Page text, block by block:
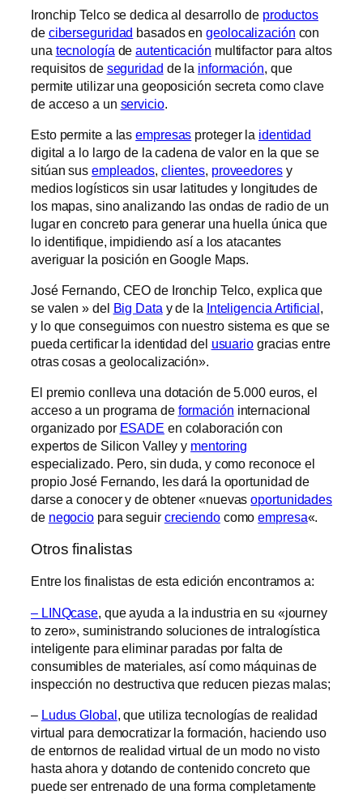
Ironchip Telco se dedica al desarrollo de productos
de ciberseguridad basados engeolocalización con
una tecnología deautenticación multifactor para altos
requisitos de seguridad de la información, que
permite utilizar una geoposición secreta como clave
de acceso a un servicio.
Esto permite a lasempresas proteger la identidad
digital a lo largo de la cadena de valor en la que se
sitúan sus empleados, clientes, proveedoresy
medios logísticos sin usar latitudes y longitudes de
los mapas, sino analizando las ondas de radio de un
lugar en concreto para generar una huella única que
lo identifique, impidiendo así a los atacantes
averiguar la posición en Google Maps.
José Fernando, CEO de Ironchip Telco, explica que
se valen » del Big Data y de la Inteligencia Artificial,
y lo que conseguimos con nuestro sistema es que se
pueda certificar la identidad del usuariogracias entre
otras cosas a geolocalización».
El premio conlleva una dotación de 5.000 euros, el
acceso a un programa de formación internacional
organizado por ESADE en colaboración con
expertos de Silicon Valley y mentoring
especializado. Pero, sin duda, y como reconoce el
propio José Fernando, les dará la oportunidad de
darse a conocer y de obtener «nuevasoportunidades
de negocio para seguir creciendocomoempresa«.
Otros finalistas
Entre los finalistas de esta edición encontramos a:
– LINQcase, que ayuda a la industria en su «journey
to zero», suministrando soluciones de intralogística
inteligente para eliminar paradas por falta de
consumibles de materiales, así como máquinas de
inspección no destructiva que reducen piezas malas;
– Ludus Global, que utiliza tecnologías de realidad
virtual para democratizar la formación, haciendo uso
de entornos de realidad virtual de un modo no visto
hasta ahora y dotando de contenido concreto que
puede ser entrenado de una forma completamente